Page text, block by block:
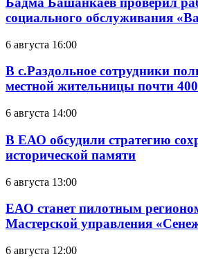
социального обслуживания
6 августа 16:00
В с.Раздольное сотрудники
местной жительницы почти
6 августа 14:00
В ЕАО обсудили стратегию
исторической памяти
6 августа 13:00
ЕАО станет пилотным
Мастерской управления
6 августа 12:00